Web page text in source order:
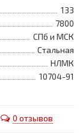
133
7800
СПб и МСК
Стальная
НЛМК
10704-91
0 отзывов